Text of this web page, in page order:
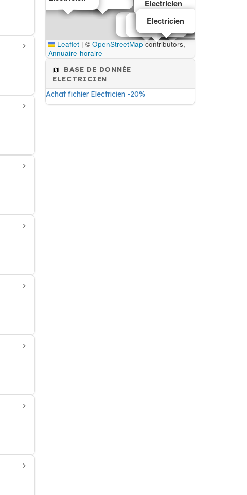
Electricien
Electricien
Electricien
ElectricienElectricien
Electricien
Electricien
Electricien
Electricien
Leaflet | © OpenStreetMap contributors,
Annuaire-horaire
BASE DE DONNÉE
ELECTRICIEN
Achat fichier Electricien -20%